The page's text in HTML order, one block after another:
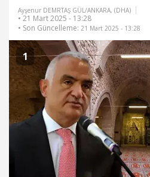
Ayşenur DEMRTAŞ GÜL/ANKARA, (DHA)
• 21 Mart 2025 - 13:28
• Son Güncelleme: 21 Mart 2025 - 13:28
1